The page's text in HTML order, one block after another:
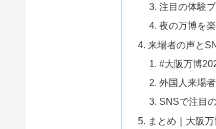
注目の体験
夜の万博を
来場者の声と
#大阪万博
外国人来場
SNSで注目
まとめ｜大阪